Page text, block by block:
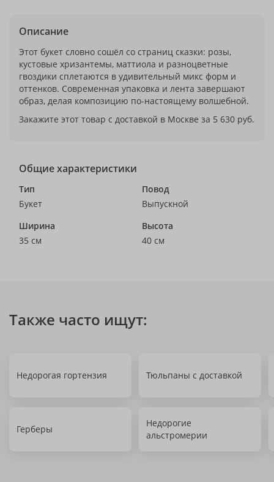
Описание
Этот букет словно сошёл со страниц сказки: розы,
кустовые хризантемы, маттиола и разноцветные
гвоздики сплетаются в удивительный микс форм и
оттенков. Современная упаковка и лента завершают
образ, делая композицию по-настоящему волшебной.
Закажите этот товар с доставкой в Москве за 5 630 руб.
Общие характеристики
Тип
Букет
Повод
Выпускной
Ширина
35 см
Высота
40 см
Также часто ищут:
Недорогая гортензия Тюльпаны с доставкой
Герберы
Недорогие
альстромерии